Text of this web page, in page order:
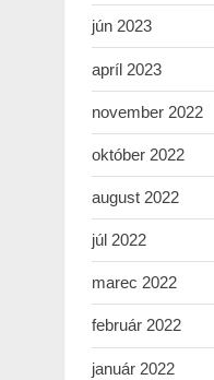
jún 2023
apríl 2023
november 2022
október 2022
august 2022
júl 2022
marec 2022
február 2022
január 2022